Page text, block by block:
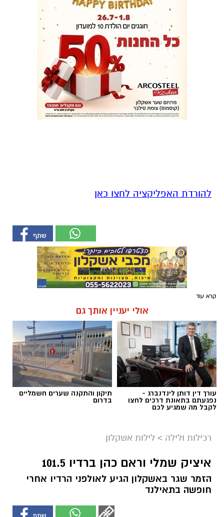
להורדת האפליקציה לחצו כאן
קרא עוד
אולי יעניין אותך גם
עורך דין דותן לינדנברג -
נפגעתם בתאונת דרכים לחצו
לקבל מה שמגיע לכם
תיקון והתקנה שערים חשמליים
בדרום
רכילות ולילה > לילות אשקלון
איציק שמלי וראם כהן ברדיו 101.5
הזמר שגר באשקלון הגיע לאולפני הרדיו אחרי
חופשה בתאילנד